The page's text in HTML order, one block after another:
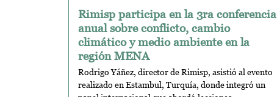
Rimisp participa en la 3ra conferencia
anual sobre conflicto, cambio
climático y medio ambiente en la
región MENA
Rodrigo Yáñez, director de Rimisp, asistió al evento
realizado en Estambul, Turquía, donde integró un